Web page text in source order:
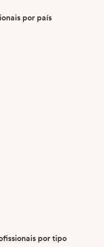
por país
por tipo